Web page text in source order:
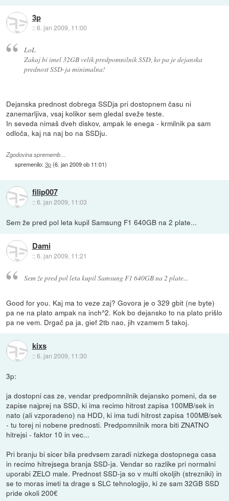
3p
::6. jan 2009, 11:00
LoL
Zakaj bi imel 32GB velik predpomnilnik SSD, ko pa je dejanska
prednost SSD-ja minimalna!
Dejanska prednost dobrega SSDja pri dostopnem času ni
zanemarljiva, vsaj kolikor sem gledal sveže teste.
In seveda nimaš dveh diskov, ampak le enega - krmilnik pa sam
odloča, kaj na naj bo na SSDju.
Zgodovina sprememb…
spremenilo:3p(6. jan 2009 ob 11:01)
filip007
::6. jan 2009, 11:03
Sem že pred pol leta kupil Samsung F1 640GB na 2 plate...
Dami
::6. jan 2009, 11:21
Sem že pred pol leta kupil Samsung F1 640GB na 2 plate...
Good for you. Kaj ma to veze zaj? Govora je o 329 gbit (ne byte)
pa ne na plato ampak na inch^2. Kok bo dejansko to na plato prišlo
pa ne vem. Drgač pa ja, gief 2tb nao, jih vzamem 5 takoj.
kixs
::6. jan 2009, 11:30
3p:
ja dostopni cas ze, vendar predpomnilnik dejansko pomeni, da se
zapise najprej na SSD, ki ima recimo hitrost zapisa 100MB/sek in
nato (ali vzporadeno) na HDD, ki ima tudi hitrost zapisa 100MB/sek
- tu torej ni nobene prednosti. Predpomnilnik mora biti ZNATNO
hitrejsi - faktor 10 in vec...
Pri branju bi sicer bila predvsem zaradi nizkega dostopnega casa
in recimo hitrejsega branja SSD-ja. Vendar so razlike pri normalni
uporabi ZELO male. Prednost SSD-ja so v multi okoljih (strezniki) in
se to moras imeti ta drage s SLC tehnologijo, ki ze sam 32GB SSD
pride okoli 200€